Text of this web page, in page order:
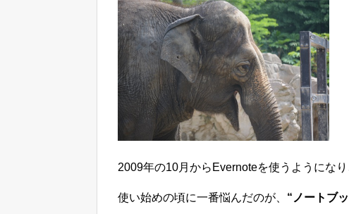
2009年の10月からEvernoteを使うようにな
使い始めの頃に一番悩んだのが、 “ノートブ